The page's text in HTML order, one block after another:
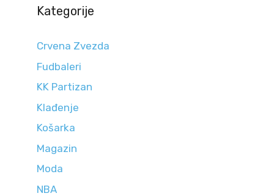
Kategorije
Crvena Zvezda
Fudbaleri
KK Partizan
Klađenje
Košarka
Magazin
Moda
NBA